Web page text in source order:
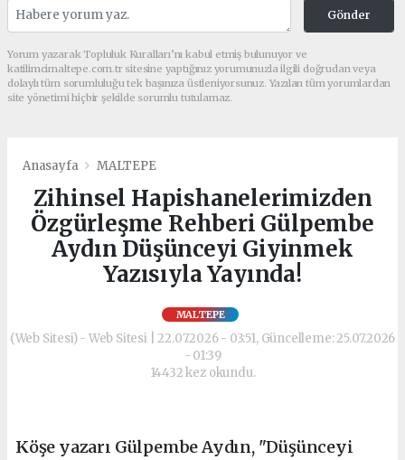
Gönder
Yorum yazarak Topluluk Kuralları’nı kabul etmiş bulunuyor ve
katilimcimaltepe.com.tr sitesine yaptığınız yorumunuzla ilgili doğrudan veya
dolaylı tüm sorumluluğu tek başınıza üstleniyorsunuz. Yazılan tüm yorumlardan
site yönetimi hiçbir şekilde sorumlu tutulamaz.
Anasayfa MALTEPE
Zihinsel Hapishanelerimizden
Özgürleşme Rehberi Gülpembe
Aydın Düşünceyi Giyinmek
Yazısıyla Yayında!
MALTEPE
(Web Sitesi) - Web Sitesi | 22.07.2026 - 03:51, Güncelleme: 25.07.2026
- 01:39
14432 kez okundu.
Köşe yazarı Gülpembe Aydın, "Düşünceyi